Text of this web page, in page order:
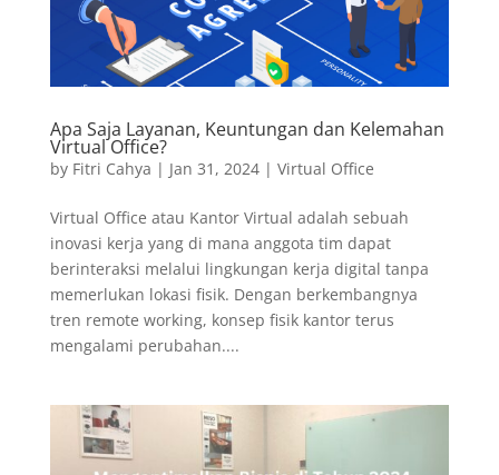
Apa Saja Layanan, Keuntungan dan Kelemahan
Virtual Office?
by Fitri Cahya | Jan 31, 2024| Virtual Office
Virtual Office atau Kantor Virtual adalah sebuah
inovasi kerja yang di mana anggota tim dapat
berinteraksi melalui lingkungan kerja digital tanpa
memerlukan lokasi fisik. Dengan berkembangnya
tren remote working, konsep fisik kantor terus
mengalami perubahan....